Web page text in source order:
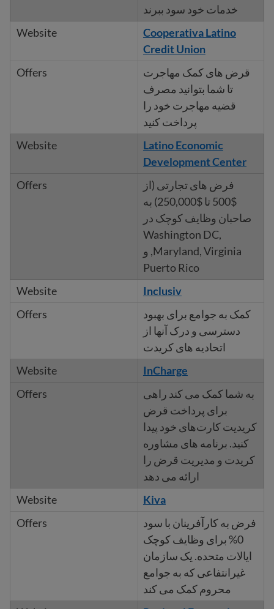
خدمات خود سود ببرند
Cooperativa Latino
Credit Union
قرض های کمک مهاجرت
تا شما بتوانید مصرف
قضیه مهاجرت خود را
پرداخت کنید
Latino Economic
Development Center
فرض های تجارتی (از
$500 تا $250,000) به
صاحبان وظایف کوچک در
Washington DC,
Maryland, Virginia, و
Puerto Rico
Inclusiv
کمک به جوامع برای بهبود
دسترسی و درک آنها از
اتحادیه های کریدت
InCharge
به شما کمک می کند راهی
برای پرداخت قرض
کریدیت کارت‌های خود پیدا
کنید. برنامه های مشاوره
کریدت و مدیریت قرض را
ارائه می دهد
Kiva
فرض به کارآفرینان با سود
0% برای وظایف کوچک
ایالات متحده. یک سازمان
غیرانتفاعی که به جوامع
محروم کمک می کند